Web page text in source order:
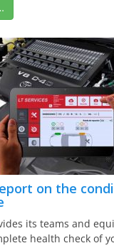
on the
its teams and
health check of